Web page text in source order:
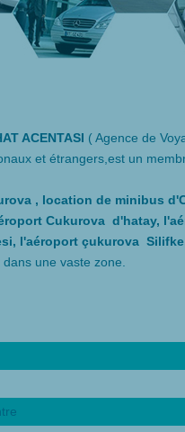
ACENTASI ( Agence de
et étrangers,est un
, location de minibus
Cukurova d'hatay,
l'aéroport çukurova
une vaste zone.